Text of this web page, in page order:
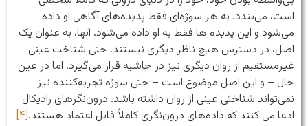
است، می‌بندد. به هر سوژه‌ای فقط پدیده‌های آگاهی او داده
می‌شود و این پدیده ها فقط به او داده می‌شود. آنها، به عنوان یک
اصل، در دسترس هیچ ناظر دیگری نیستند. حتی شناخت عینی
غیرمستقیم از روان دیگری نیز در حاشیه قرار می‌گیرد. اما در عین
حال – و این اصل موضوع است – حتی سوژه تجربه‌کننده نیز
نمی‌تواند شناختی عینی از روان داشته باشد. درون‌نگرهای رادیکال
ادعا می کنند که داده‌های درون‌نگری کاملاً قابل اعتماد هستند.[۴]